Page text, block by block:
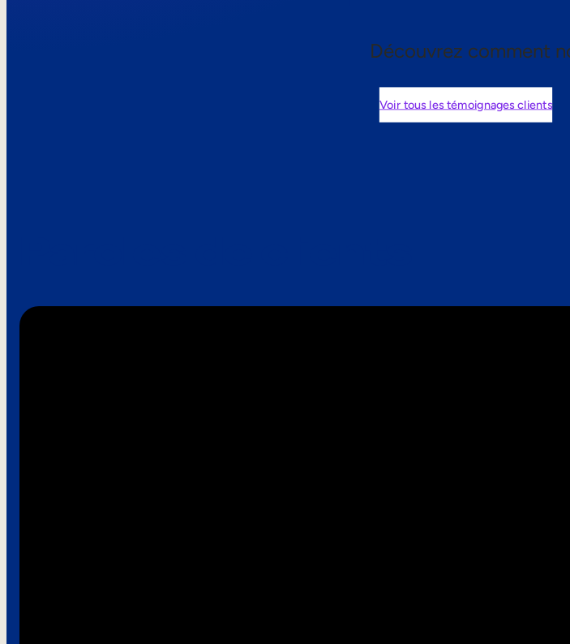
Découvrez comment
Voir tous les témoignages clients